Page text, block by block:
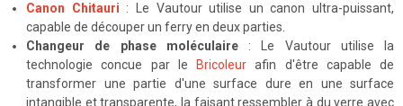
Canon Chitauri : Le Vautour utilise un canon ultra-puissant,
capable de découper un ferry en deux parties.
Changeur de phase moléculaire: Le Vautour utilise la
technologie concue par le
Bricoleur afin d'être capable de
transformer une partie d'une surface dure en une surface
intangible et transparente, la faisant ressembler à du verre avec